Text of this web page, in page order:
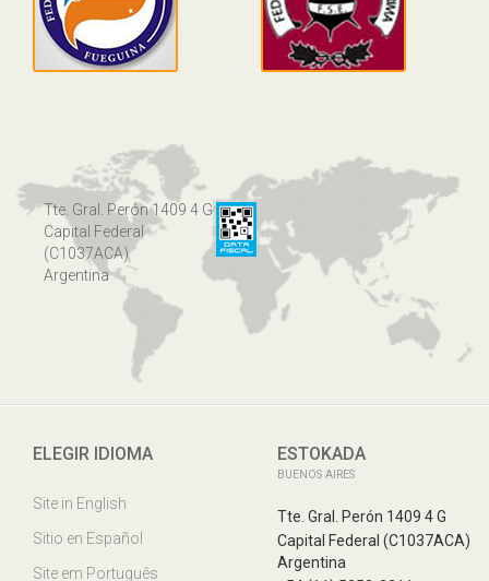
Tte. Gral. Perón 1409 4 G
Capital Federal
(C1037ACA)
Argentina
ELEGIR IDIOMA
Site in English
Sitio en Español
Site em Português
ESTOKADA
BUENOS AIRES
Tte. Gral. Perón 1409 4 G
Capital Federal (C1037ACA)
Argentina